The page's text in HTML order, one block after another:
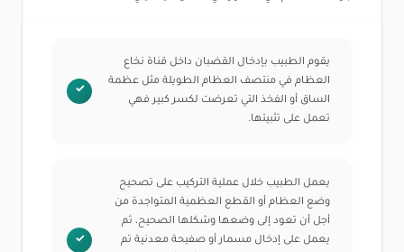
يقوم الطبيب بإدخال القضبان داخل قناة نخاع
العظام في منتصف العظام الطويلة مثل عظمة
الساق أو الفخذ التي تعرضت لكسر كبير فهي
تعمل على تثبيتها.
يعمل الطبيب خلال عملية التركيب على تصحيح
وضع العظام أو القطع العظمية المتواجدة من
أجل أن تعود إلى وضعها وشكلها الصحيح، ثم
يعمل على إدخال مسمار أو صفيحة معدنية تم